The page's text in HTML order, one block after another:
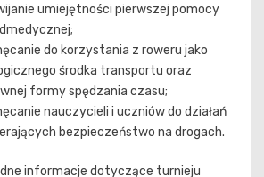
umiejętności pierwszej pomocy
do korzystania z roweru jako
środka transportu oraz
formy spędzania czasu;
nauczycieli i uczniów do działań
bezpieczeństwo na drogach.
informacje dotyczące turnieju